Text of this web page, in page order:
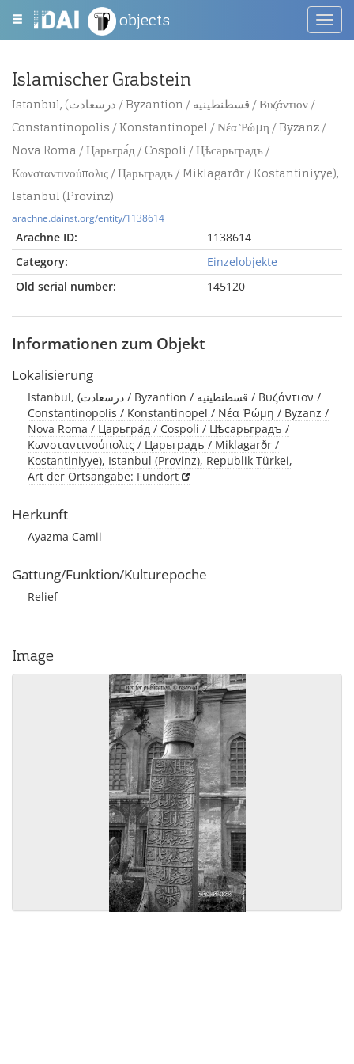
objects
Islamischer Grabstein
Istanbul, (درسعادت / Byzantion / قسطنطينيه / Βυζάντιον /
Constantinopolis / Konstantinopel / Νέα Ῥώμη / Byzanz /
Nova Roma / Царьгра́д / Cospoli / Цѣсарьградъ /
Κωνσταντινούπολις / Царьградъ / Miklagarðr / Kostantiniyye),
Istanbul (Provinz)
arachne.dainst.org/entity/1138614
Arachne ID:
1138614
Category:
Einzelobjekte
Old serial number:
145120
Informationen zum Objekt
Lokalisierung
Istanbul, (درسعادت / Byzantion / قسطنطينيه / Βυζάντιον /
Constantinopolis / Konstantinopel / Νέα Ῥώμη / Byzanz /
Nova Roma / Царьгра́д / Cospoli / Цѣсарьградъ /
Κωνσταντινούπολις / Царьградъ / Miklagarðr /
Kostantiniyye), Istanbul (Provinz), Republik Türkei,
Art der Ortsangabe: Fundort
Herkunft
Ayazma Camii
Gattung/Funktion/Kulturepoche
Relief
Image